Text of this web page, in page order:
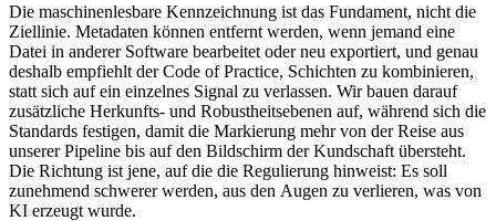
Die maschinenlesbare Kennzeichnung ist das Fundament, nicht die
Ziellinie. Metadaten können entfernt werden, wenn jemand eine
Datei in anderer Software bearbeitet oder neu exportiert, und genau
deshalb empfiehlt der Code of Practice, Schichten zu kombinieren,
statt sich auf ein einzelnes Signal zu verlassen. Wir bauen darauf
zusätzliche Herkunfts- und Robustheitsebenen auf, während sich die
Standards festigen, damit die Markierung mehr von der Reise aus
unserer Pipeline bis auf den Bildschirm der Kundschaft übersteht.
Die Richtung ist jene, auf die die Regulierung hinweist: Es soll
zunehmend schwerer werden, aus den Augen zu verlieren, was von
KI erzeugt wurde.